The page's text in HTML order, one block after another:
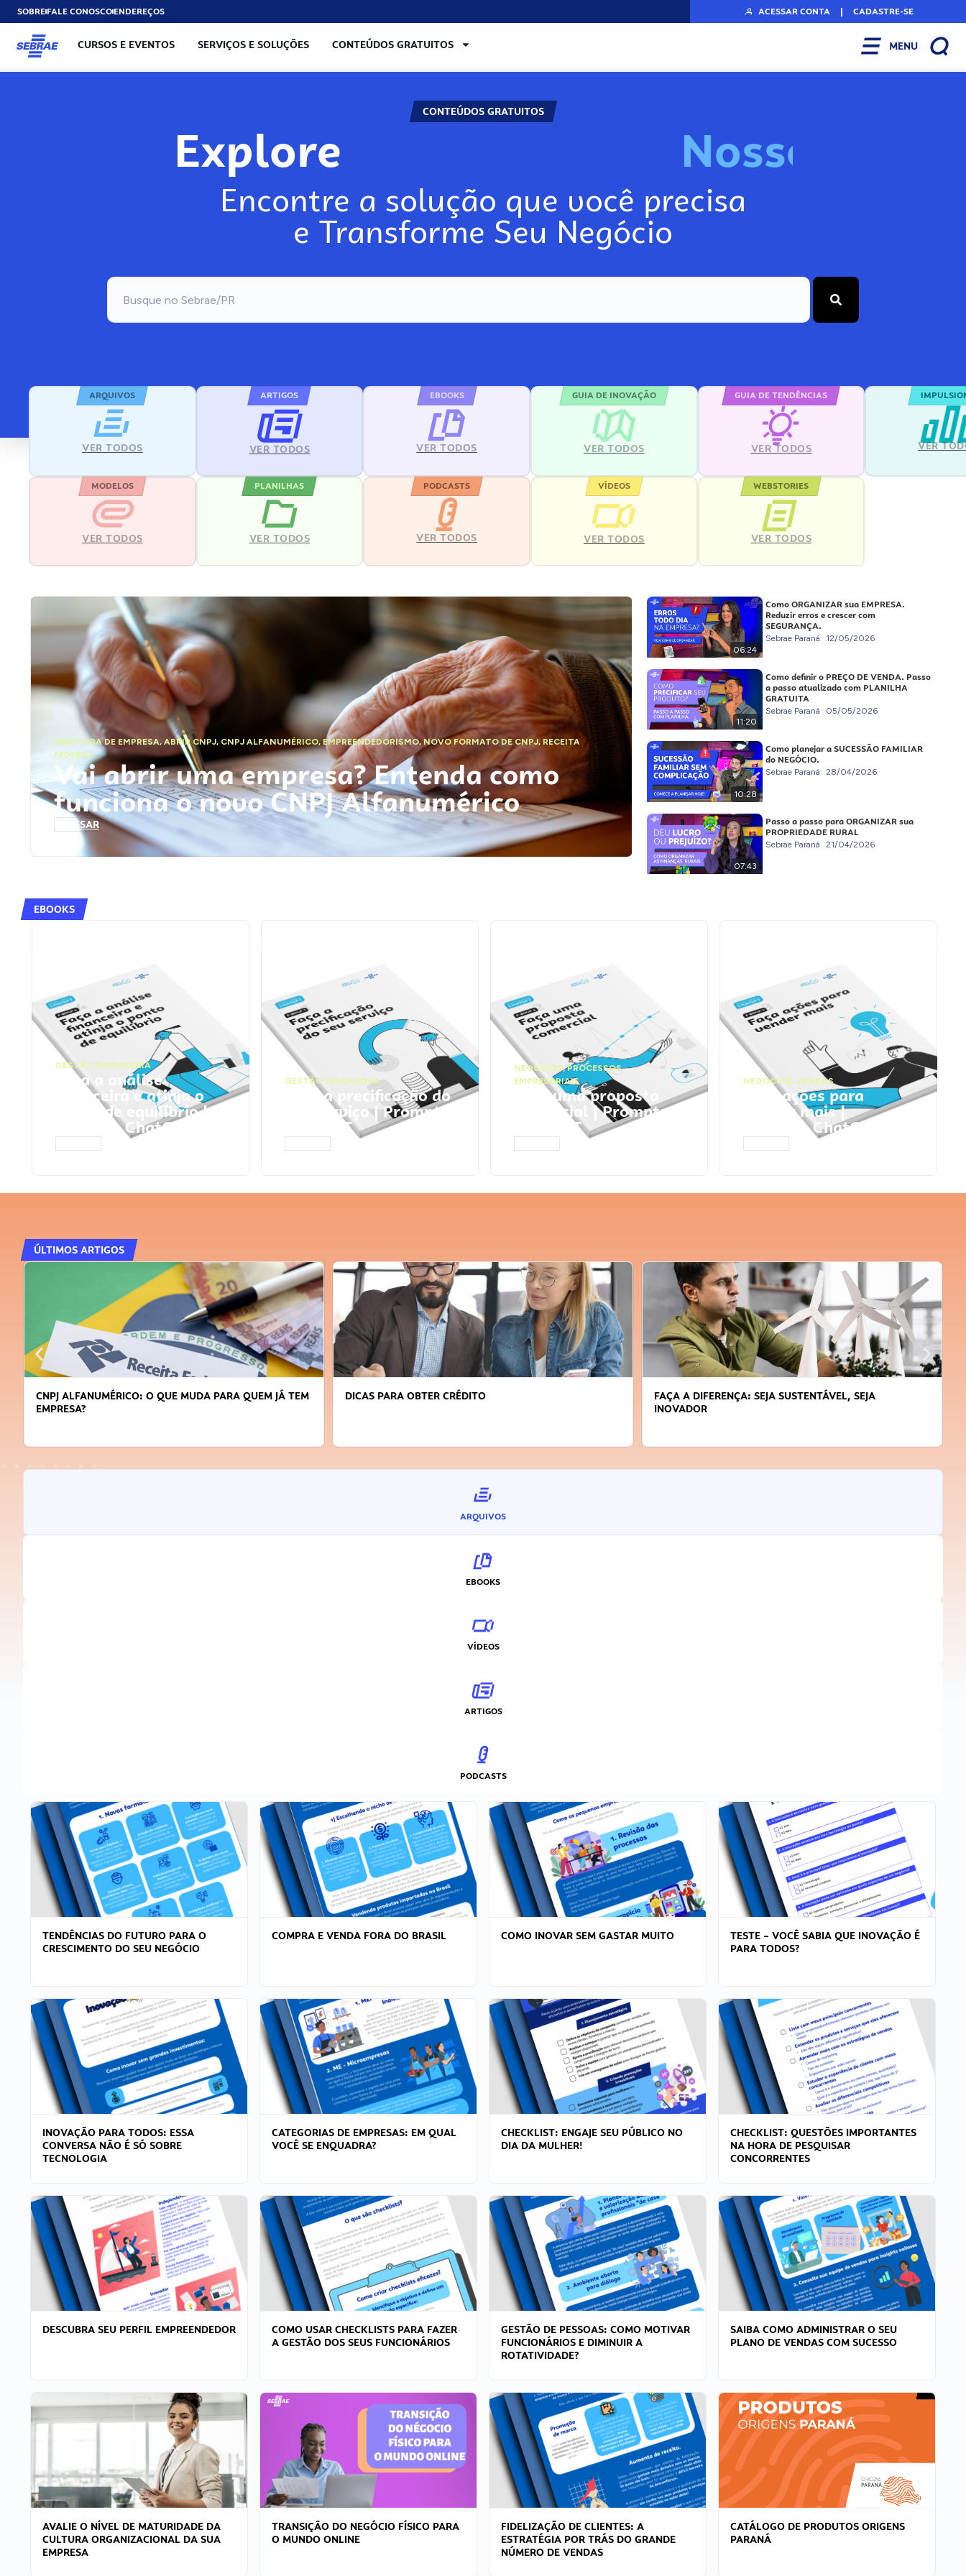
SOBREFALE CONOSCOENDEREÇOS ACESSAR CONTA | CADASTRE-SE
CURSOS E EVENTOS SERVIÇOS E SOLUÇÕES CONTEÚDOS GRATUITOS MENU
CONTEÚDOS GRATUITOS
Explore Noss
Encontre a solução que você precisa
e Transforme Seu Negócio
ARQUIVOS
VER TODOS
ARTIGOS
VER TODOS
EBOOKS
VER TODOS
GUIA DE INOVAÇÃO
VER TODOS
GUIA DE TENDÊNCIAS
VER TODOS VER
MODELOS
VER TODOS
PLANILHAS
VER TODOS
PODCASTS
VER TODOS
VÍDEOS
VER TODOS
WEBSTORIES
VER TODOS
ABERTURA DE EMPRESA,ABRIR CNPJ, CNPJ ALFANUMÉRICO, EMPREENDEDORISMO,NOVO FORMATO DE CNPJ,RECEITA
FEDERAL
Vai abrir uma empresa? Entenda como
funciona o novo CNPJ Alfanumérico
ACESSAR
06:24
Como ORGANIZAR sua EMPRESA.
Reduzir erros e crescer com
SEGURANÇA.
Sebrae Paraná 12/05/2026
11:20
Como definir o PREÇO DE VENDA. Passo
a passo atualizado com PLANILHA
GRATUITA
Sebrae Paraná 05/05/2026
10:28
Como planejar a SUCESSÃO FAMILIAR
do NEGÓCIO.
Sebrae Paraná 28/04/2026
07:43
Passo a passo para ORGANIZAR sua
PROPRIEDADE RURAL
Sebrae Paraná 21/04/2026
EBOOKS
GESTÃO FINANCEIRA
Faça a análise
financeira e atinja o
ponto de equilíbrio |
Prompts ChatGPT
GESTÃO FINANCEIRA
Faça a precificação do
seu serviço | Prompts
ChatGPT
NEGÓCIOS,PROCESSOS
EMPRESARIAIS
Faça uma proposta
comercial | Prompts
ChatGPT
NEGÓCIOS, VENDAS
Faça ações para
vender mais |
Prompts ChatGPT
ÚLTIMOS ARTIGOS
CNPJ ALFANUMÉRICO: O QUE MUDA PARA QUEM JÁ TEM
EMPRESA?
DICAS PARA OBTER CRÉDITO
FAÇA A DIFERENÇA: SEJA SUSTENTÁVEL, SEJA
INOVADOR
ARQUIVOS
EBOOKS
VÍDEOS
ARTIGOS
PODCASTS
TENDÊNCIAS DO FUTURO PARA O
CRESCIMENTO DO SEU NEGÓCIO
COMPRA E VENDA FORA DO BRASIL COMO INOVAR SEM GASTAR MUITO
TESTE – VOCÊ SABIA QUE INOVAÇÃO É
PARA TODOS?
INOVAÇÃO PARA TODOS: ESSA
CONVERSA NÃO É SÓ SOBRE
TECNOLOGIA
CATEGORIAS DE EMPRESAS: EM QUAL
VOCÊ SE ENQUADRA?
CHECKLIST: ENGAJE SEU PÚBLICO NO
DIA DA MULHER!
CHECKLIST: QUESTÕES IMPORTANTES
NA HORA DE PESQUISAR
CONCORRENTES
DESCUBRA SEU PERFIL EMPREENDEDOR
COMO USAR CHECKLISTS PARA FAZER
A GESTÃO DOS SEUS FUNCIONÁRIOS
GESTÃO DE PESSOAS: COMO MOTIVAR
FUNCIONÁRIOS E DIMINUIR A
ROTATIVIDADE?
SAIBA COMO ADMINISTRAR O SEU
PLANO DE VENDAS COM SUCESSO
AVALIE O NÍVEL DE MATURIDADE DA
CULTURA ORGANIZACIONAL DA SUA
EMPRESA
TRANSIÇÃO DO NEGÓCIO FÍSICO PARA
O MUNDO ONLINE
FIDELIZAÇÃO DE CLIENTES: A
ESTRATÉGIA POR TRÁS DO GRANDE
NÚMERO DE VENDAS
CATÁLOGO DE PRODUTOS ORIGENS
PARANÁ